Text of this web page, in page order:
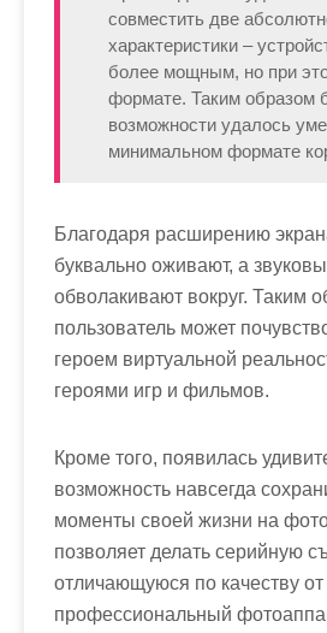
совместить две
характеристики –
более мощным, но при
формате. Таким образом
возможности удалось
минимальном формате
Благодаря расширению
буквально оживают, а
обволакивают вокруг. Таким
пользователь может
героем виртуальной
героями игр и фильмов.
Кроме того, появилась
возможность навсегда
моменты своей жизни на
позволяет делать серийную
отличающуюся по качеству
профессиональный